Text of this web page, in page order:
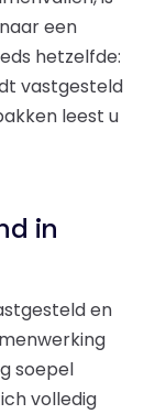
een
hetzelfde:
vastgesteld
leest u
in
en
soepel
volledig